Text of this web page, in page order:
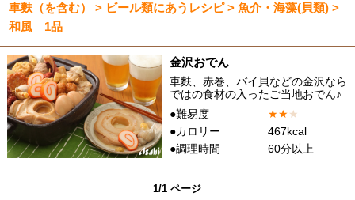
車麩（を含む） > ビール類にあうレシピ > 魚介・海藻(貝類) >
和風 1品
金沢おでん
車麩、赤巻、バイ貝などの金沢なら
ではの食材の入ったご当地おでん♪
●難易度
★★★
●カロリー
467kcal
●調理時間
60分以上
1/1 ページ